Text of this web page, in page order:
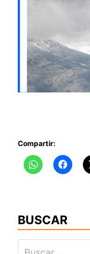
Compartir:
BUSCAR